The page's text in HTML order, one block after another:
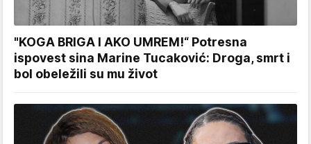
"KOGA BRIGA I AKO UMREM!“ Potresna
ispovest sina Marine Tucaković: Droga, smrt i
bol obeležili su mu život